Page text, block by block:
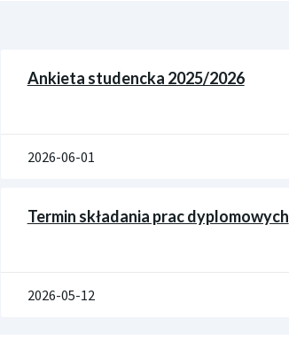
Ankieta studencka 2025/2026
2026-06-01
Termin składania prac dyplomowych
2026-05-12